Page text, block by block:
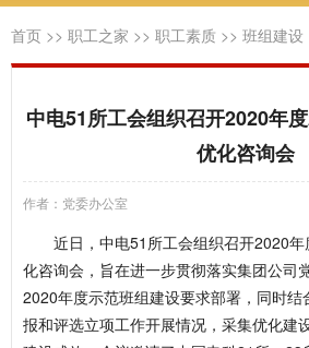
首页 >> 职工之家 >> 职工素质 >> 班组建设
中电51所工会组织召开2020年
优化咨询会
作者：党委办公室
近日，中电51所工会组织召开2020
化咨询会，旨在进一步贯彻落实集团公司
2020年度示范班组建设要求部署，同时结
报和评选立项工作开展情况，采集优化建